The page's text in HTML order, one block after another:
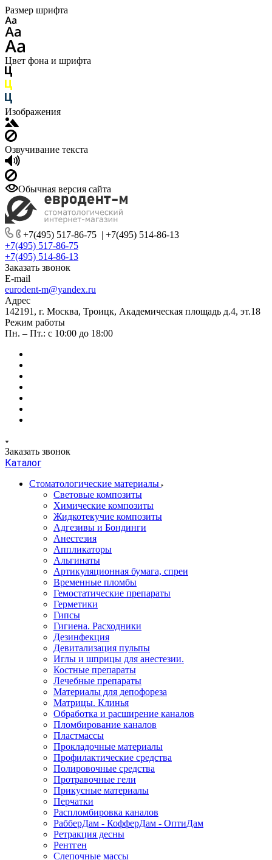
Размер шрифта
Цвет фона и шрифта
Изображения
Озвучивание текста
Обычная версия сайта
+7(495) 517-86-75 | +7(495) 514-86-13
+7(495) 517-86-75
+7(495) 514-86-13
Заказать звонок
E-mail
eurodent-m@yandex.ru
Адрес
142191, г. Москва, Троицк, Академическая площадь д.4, эт.18
Режим работы
Пн. – Пт.: с 10:00 до 18:00
Заказать звонок
Каталог
Стоматологические материалы
Световые композиты
Химические композиты
Жидкотекучие композиты
Адгезивы и Бондинги
Анестезия
Аппликаторы
Альгинаты
Артикуляционная бумага, спреи
Временные пломбы
Гемостатические препараты
Герметики
Гипсы
Гигиена. Расходники
Дезинфекция
Девитализация пульпы
Иглы и шприцы для анестезии.
Костные препараты
Лечебные препараты
Материалы для депофореза
Матрицы. Клинья
Обработка и расширение каналов
Пломбирование каналов
Пластмассы
Прокладочные материалы
Профилактические средства
Полировочные средства
Протравочные гели
Прикусные материалы
Перчатки
Распломбировка каналов
РабберДам - КофферДам - ОптиДам
Ретракция десны
Рентген
Слепочные массы